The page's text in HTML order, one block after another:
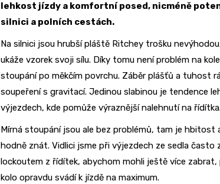
lehkost jízdy a komfortní posed, nicméně
silnici a polních cestách.
Na silnici jsou hrubší pláště Ritchey trošku
ukáže vzorek svoji sílu. Díky tomu není problém na
stoupání po měkčím povrchu. Záběr plášťů a tuhost
soupeření s gravitací. Jedinou slabinou je tendence
výjezdech, kde pomůže výraznější nalehnutí na
Mírná stoupání jsou ale bez problémů, tam je hbitost
hodně znát. Vidlici jsme při výjezdech ze sedla často
lockoutem z řídítek, abychom mohli ještě více
kolo opravdu svádí k jízdě na maximum.